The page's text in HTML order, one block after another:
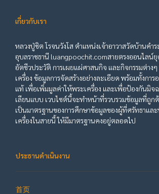
เกี่ยวกับเรา
หลวงปู่ชิต โรจนวังโส ตำแหน่งเจ้าอาวาสวัดบ้านคำ
อุบลราชธานี luangpoochit.comสายตรงออนไลน์
อัตชีวประวัติ การเผยแผ่ศาสนกิจ และกิจกรรมต่าง
เครื่อง ข้อมูลการจัดสร้างอย่างละเอียด พร้อมทั้งกา
แท้ เพื่อเพิ่มมูลค่าให้พระเครื่อง และเพื่อป้องกันมิจ
เลียนแบบ เวบไซต์นี้จะทำหน้าที่รวบรวมข้อมูลที่ถูก
เป็นมาตรฐานของการศึกษาข้อมูลของผู้ที่ศรัทธาแล
เครื่องในสายนี้ ให้มีมาตรฐานคงอยู่ตลอดไป
ประธานดำเนินงาน
首页